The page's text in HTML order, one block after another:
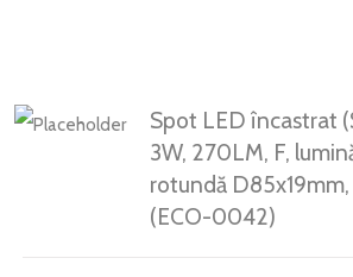
BRILLIANT LED
ARTICOLE
Spot LED încastrat
3W, 270LM, F,
rotundă
(ECO-0042)